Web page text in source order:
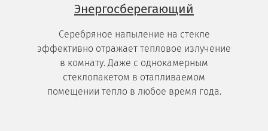
Энергосберегающий
Серебряное напыление на стекле
эффективно отражает тепловое излучение
в комнату. Даже с однокамерным
стеклопакетом в отапливаемом
помещении тепло в любое время года.